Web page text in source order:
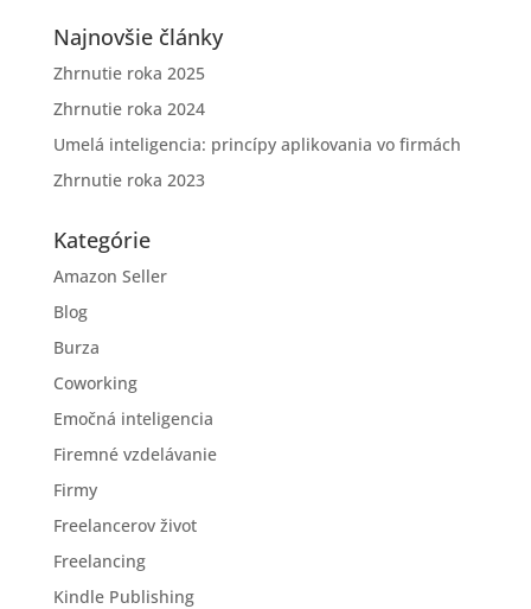
Najnovšie články
Zhrnutie roka 2025
Zhrnutie roka 2024
Umelá inteligencia: princípy aplikovania vo firmách
Zhrnutie roka 2023
Kategórie
Amazon Seller
Blog
Burza
Coworking
Emočná inteligencia
Firemné vzdelávanie
Firmy
Freelancerov život
Freelancing
Kindle Publishing